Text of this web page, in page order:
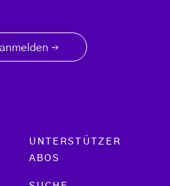
→
UNTERSTÜTZER
ABOS